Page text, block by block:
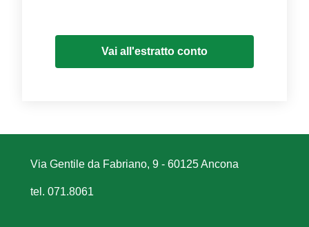
Vai all'estratto conto
Via Gentile da Fabriano, 9 - 60125 Ancona
tel. 071.8061